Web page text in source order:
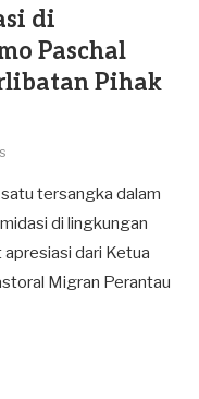
di
Paschal
Pihak
tersangka dalam
di lingkungan
dari Ketua
Migran Perantau